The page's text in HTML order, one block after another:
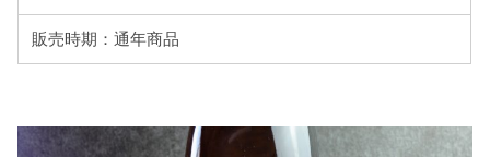
販売時期：通年商品